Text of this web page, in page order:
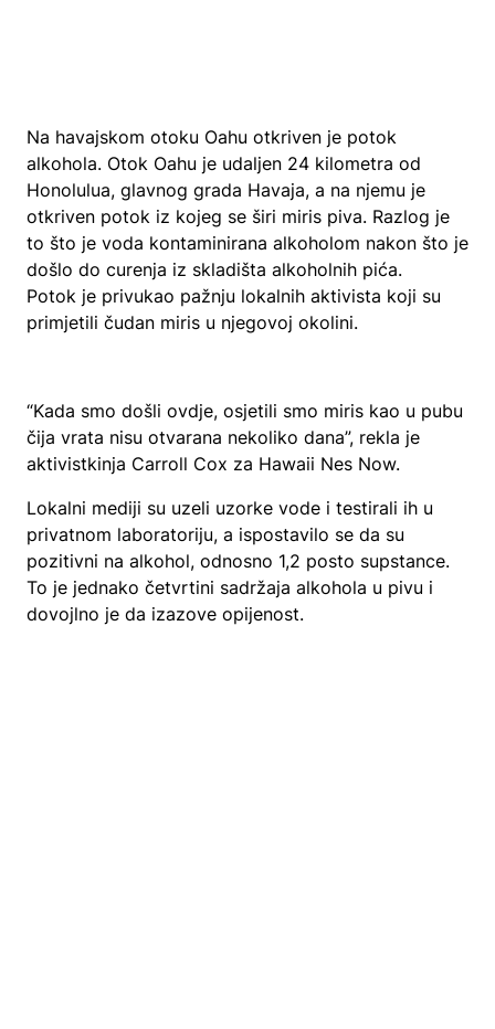
Na havajskom otoku Oahu otkriven je potok
alkohola. Otok Oahu je udaljen 24 kilometra od
Honolulua, glavnog grada Havaja, a na njemu je
otkriven potok iz kojeg se širi miris piva. Razlog je
to što je voda kontaminirana alkoholom nakon što je
došlo do curenja iz skladišta alkoholnih pića.
Potok je privukao pažnju lokalnih aktivista koji su
primjetili čudan miris u njegovoj okolini.
“Kada smo došli ovdje, osjetili smo miris kao u pubu
čija vrata nisu otvarana nekoliko dana”, rekla je
aktivistkinja Carroll Cox za Hawaii Nes Now.
Lokalni mediji su uzeli uzorke vode i testirali ih u
privatnom laboratoriju, a ispostavilo se da su
pozitivni na alkohol, odnosno 1,2 posto supstance.
To je jednako četvrtini sadržaja alkohola u pivu i
dovojlno je da izazove opijenost.